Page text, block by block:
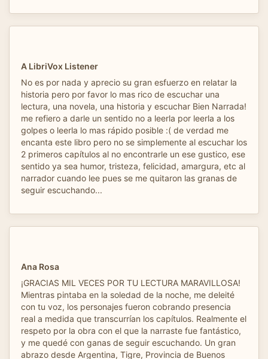
A LibriVox Listener
No es por nada y aprecio su gran esfuerzo en relatar la
historia pero por favor lo mas rico de escuchar una
lectura, una novela, una historia y escuchar Bien Narrada!
me refiero a darle un sentido no a leerla por leerla a los
golpes o leerla lo mas rápido posible :( de verdad me
encanta este libro pero no se simplemente al escuchar los
2 primeros capítulos al no encontrarle un ese gustico, ese
sentido ya sea humor, tristeza, felicidad, amargura, etc al
narrador cuando lee pues se me quitaron las granas de
seguir escuchando...
Ana Rosa
¡GRACIAS MIL VECES POR TU LECTURA MARAVILLOSA!
Mientras pintaba en la soledad de la noche, me deleité
con tu voz, los personajes fueron cobrando presencia
real a medida que transcurrían los capítulos. Realmente el
respeto por la obra con el que la narraste fue fantástico,
y me quedé con ganas de seguir escuchando. Un gran
abrazo desde Argentina, Tigre, Provincia de Buenos